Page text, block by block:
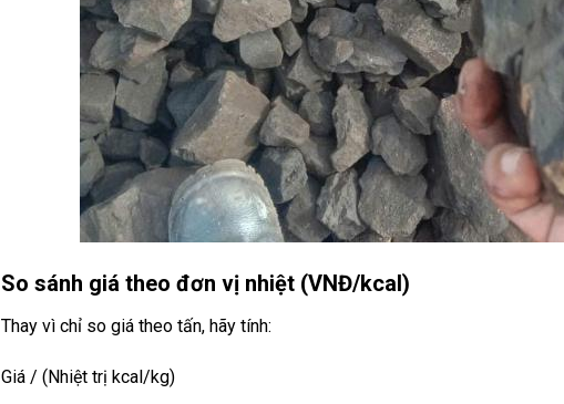
So sánh giá theo đơn vị nhiệt (VNĐ/kcal)
Thay vì chỉ so giá theo tấn, hãy tính:
Giá / (Nhiệt trị kcal/kg)